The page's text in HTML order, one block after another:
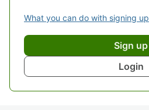
What you can do with signing up
Sign up
Login